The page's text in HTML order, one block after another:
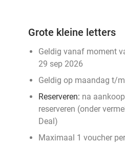
Grote kleine letters
Geldig vanaf moment
29 sep 2026
Geldig op maandag t/
Reserveren: na
reserveren (onder
Deal)
Maximaal 1 voucher